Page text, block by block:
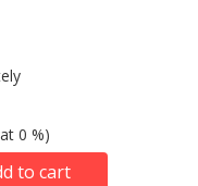
0 %)
to cart